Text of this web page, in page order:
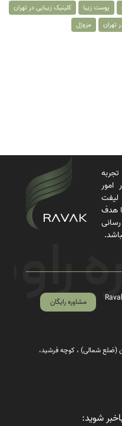
پوست زیبا
کلینیک زیبایی در تهران
تهران
مزوژل
بیش از ۲۰ سال تجربه
امور
هدف
مشاوره رایگان
(ضلع شمالی) ، کوچه فرشید،
شوید: